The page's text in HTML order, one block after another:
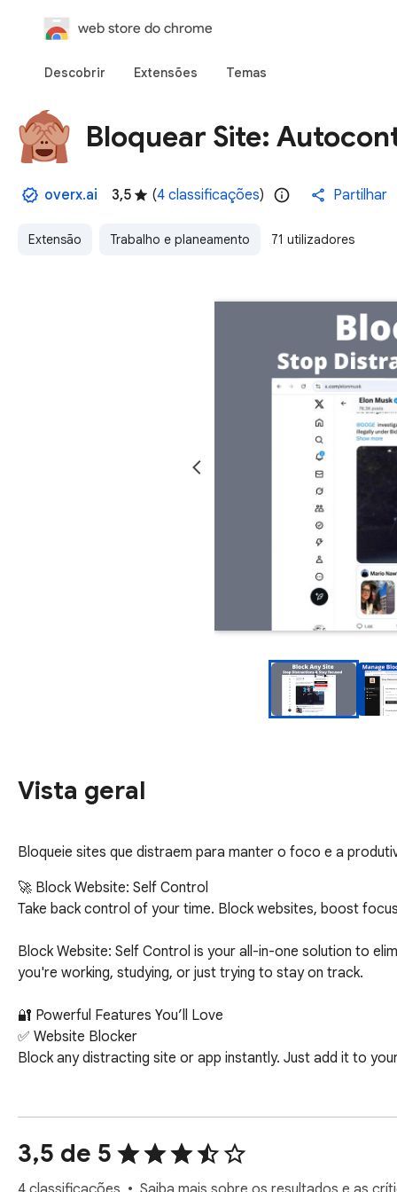
web store do chrome
Descobrir Extensões Temas
Bloquear Site:
overx.ai 3,5 (4 classificações) Partilhar
Extensão Trabalho e planeamento 71 utilizadores
Vista geral
Bloqueie sites que distraem para manter o foco e a
🚀 Block Website: Self Control
Take back control of your time. Block websites, boost
Block Website: Self Control is your all-in-one solution to
you're working, studying, or just trying to stay on track.
🔐 Powerful Features You’ll Love
✅ Website Blocker
Block any distracting site or app instantly. Just add it to
Lock access to blocked sites or extension settings with a
self-control.
✅ Custom Block Page
3,5 de 5